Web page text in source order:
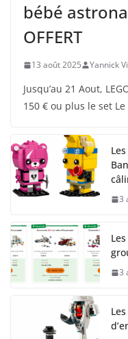
bébé
OFFERT
13 août 2025 Yannick
Jusqu’au 21 Aout,
150 € ou plus le set
3
3